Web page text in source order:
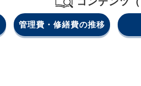
管理費・修繕費の推移